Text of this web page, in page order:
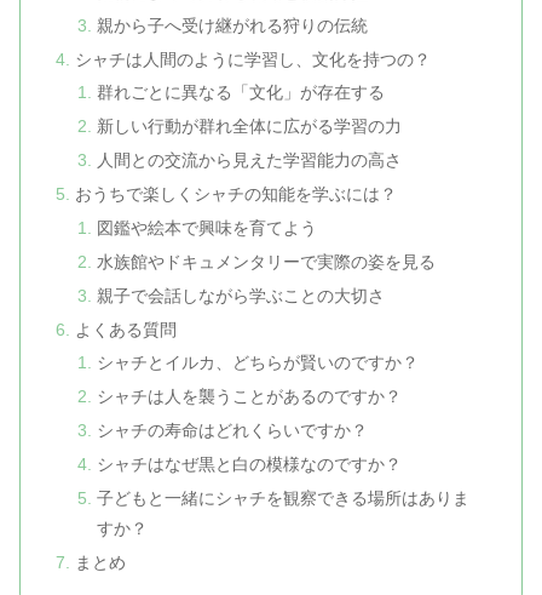
親から子へ受け継がれる狩りの伝統
シャチは人間のように学習し、文化を持つの？
群れごとに異なる「文化」が存在する
新しい行動が群れ全体に広がる学習の力
人間との交流から見えた学習能力の高さ
おうちで楽しくシャチの知能を学ぶには？
図鑑や絵本で興味を育てよう
水族館やドキュメンタリーで実際の姿を見る
親子で会話しながら学ぶことの大切さ
よくある質問
シャチとイルカ、どちらが賢いのですか？
シャチは人を襲うことがあるのですか？
シャチの寿命はどれくらいですか？
シャチはなぜ黒と白の模様なのですか？
子どもと一緒にシャチを観察できる場所はありま
すか？
まとめ